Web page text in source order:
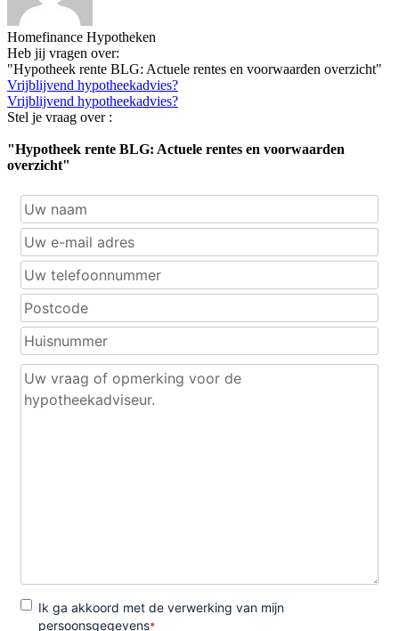
Homefinance Hypotheken
Heb jij vragen over:
"Hypotheek rente BLG: Actuele rentes en voorwaarden overzicht"
Vrijblijvend hypotheekadvies?
Vrijblijvend hypotheekadvies?
Stel je vraag over :
"Hypotheek rente BLG: Actuele rentes en voorwaarden
overzicht"